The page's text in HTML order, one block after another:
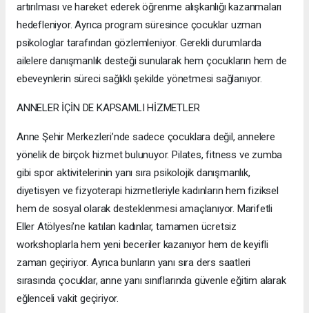
artırılması ve hareket ederek öğrenme alışkanlığı kazanmaları
hedefleniyor. Ayrıca program süresince çocuklar uzman
psikologlar tarafından gözlemleniyor. Gerekli durumlarda
ailelere danışmanlık desteği sunularak hem çocukların hem de
ebeveynlerin süreci sağlıklı şekilde yönetmesi sağlanıyor.
ANNELER İÇİN DE KAPSAMLI HİZMETLER
Anne Şehir Merkezleri’nde sadece çocuklara değil, annelere
yönelik de birçok hizmet bulunuyor. Pilates, fitness ve zumba
gibi spor aktivitelerinin yanı sıra psikolojik danışmanlık,
diyetisyen ve fizyoterapi hizmetleriyle kadınların hem fiziksel
hem de sosyal olarak desteklenmesi amaçlanıyor. Marifetli
Eller Atölyesi’ne katılan kadınlar, tamamen ücretsiz
workshoplarla hem yeni beceriler kazanıyor hem de keyifli
zaman geçiriyor. Ayrıca bunların yanı sıra ders saatleri
sırasında çocuklar, anne yanı sınıflarında güvenle eğitim alarak
eğlenceli vakit geçiriyor.